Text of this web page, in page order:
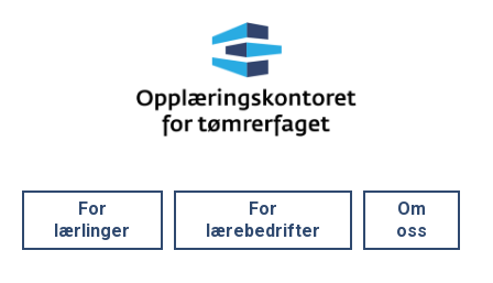
For
lærlinger
For
lærebedrifter
Om
oss